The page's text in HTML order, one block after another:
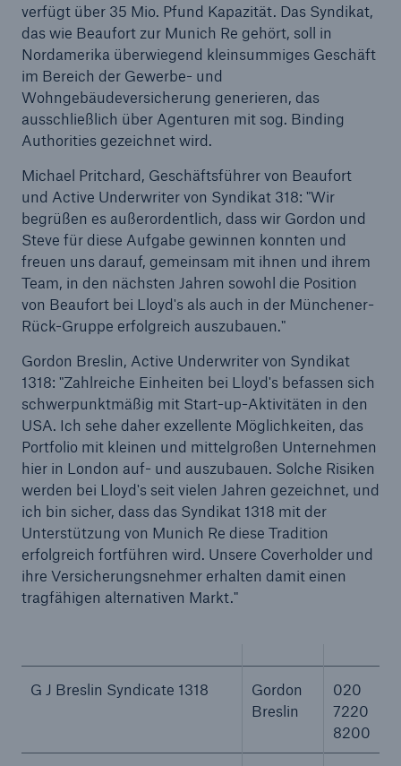
verfügt über 35 Mio. Pfund Kapazität. Das Syndikat,
das wie Beaufort zur Munich Re gehört, soll in
Nordamerika überwiegend kleinsummiges Geschäft
im Bereich der Gewerbe- und
Wohngebäudeversicherung generieren, das
ausschließlich über Agenturen mit sog. Binding
Authorities gezeichnet wird.
Michael Pritchard, Geschäftsführer von Beaufort
und Active Underwriter von Syndikat 318: "Wir
begrüßen es außerordentlich, dass wir Gordon und
Steve für diese Aufgabe gewinnen konnten und
freuen uns darauf, gemeinsam mit ihnen und ihrem
Team, in den nächsten Jahren sowohl die Position
von Beaufort bei Lloyd's als auch in der Münchener-
Rück-Gruppe erfolgreich auszubauen."
Gordon Breslin, Active Underwriter von Syndikat
1318: "Zahlreiche Einheiten bei Lloyd's befassen sich
schwerpunktmäßig mit Start-up-Aktivitäten in den
USA. Ich sehe daher exzellente Möglichkeiten, das
Portfolio mit kleinen und mittelgroßen Unternehmen
hier in London auf- und auszubauen. Solche Risiken
werden bei Lloyd's seit vielen Jahren gezeichnet, und
ich bin sicher, dass das Syndikat 1318 mit der
Unterstützung von Munich Re diese Tradition
erfolgreich fortführen wird. Unsere Coverholder und
ihre Versicherungsnehmer erhalten damit einen
tragfähigen alternativen Markt."
G J Breslin Syndicate 1318
Gordon
Breslin
020
7220
Reinsurance Property/Casualty
Marine Trend Radar 2025
Naturkatastrophen
Versicherungslücke: der Anteil der nicht
versicherten Schäden aus Naturkatastrophen
seit 1980 beträgt
71.8%